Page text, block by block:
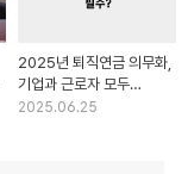
2025년 퇴직연금 의무화,
기업과 근로자 모두
필수일까?
2025.06.25